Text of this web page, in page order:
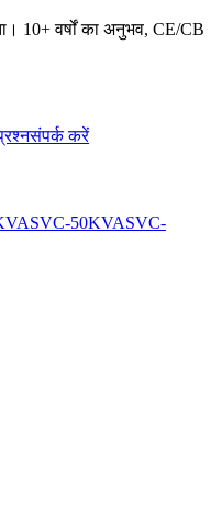
10+ वर्षों का अनुभव, CE/CB
संपर्क करें
SVC-50KVASVC-